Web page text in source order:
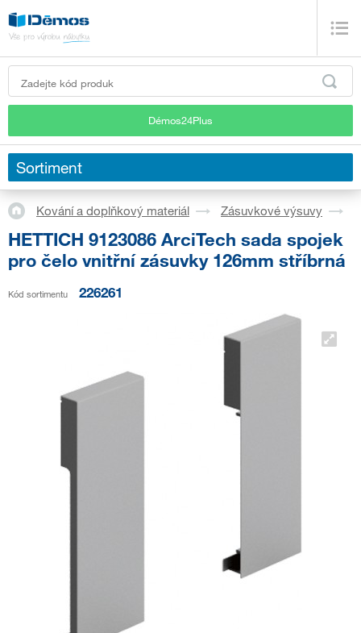
Démos24Plus
Sortiment
Kování a doplňkový materiál Zásuvkové výsuvy
HETTICH 9123086 ArciTech sada spojek
pro čelo vnitřní zásuvky 126mm stříbrná
Kód sortimentu 226261